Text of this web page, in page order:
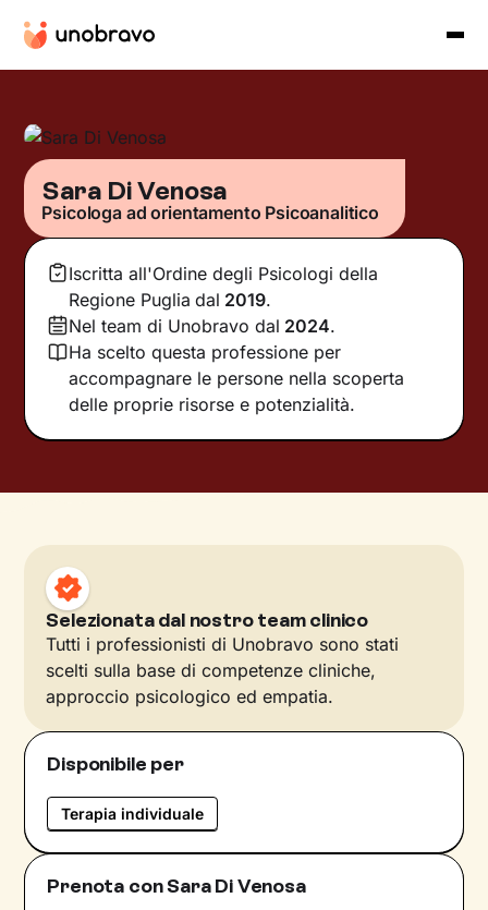
Sara Di Venosa
Psicologa ad orientamento Psicoanalitico
Iscritta all'Ordine degli Psicologi della
Regione Puglia dal 2019.
Nel team di Unobravo dal 2024.
Ha scelto questa professione per
accompagnare le persone nella scoperta
delle proprie risorse e potenzialità.
Selezionata dal nostro team clinico
Tutti i professionisti di Unobravo sono stati
scelti sulla base di competenze cliniche,
approccio psicologico ed empatia.
Disponibile per
Terapia individuale
Prenota con Sara Di Venosa